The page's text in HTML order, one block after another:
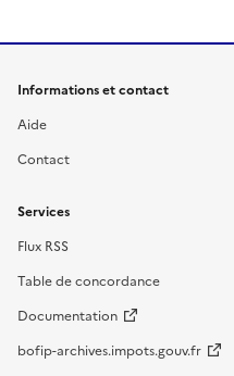
Informations et contact
Aide
Contact
Services
Flux RSS
Table de concordance
Documentation
bofip-archives.impots.gouv.fr